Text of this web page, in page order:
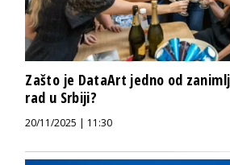
Zašto je DataArt jedno od
rad u Srbiji?
20/11/2025 | 11:30